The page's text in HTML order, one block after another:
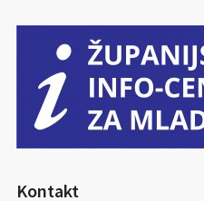
Kontakt